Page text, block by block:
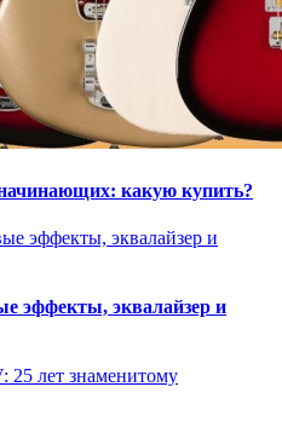
какую купить?
эффекты, эквалайзер и